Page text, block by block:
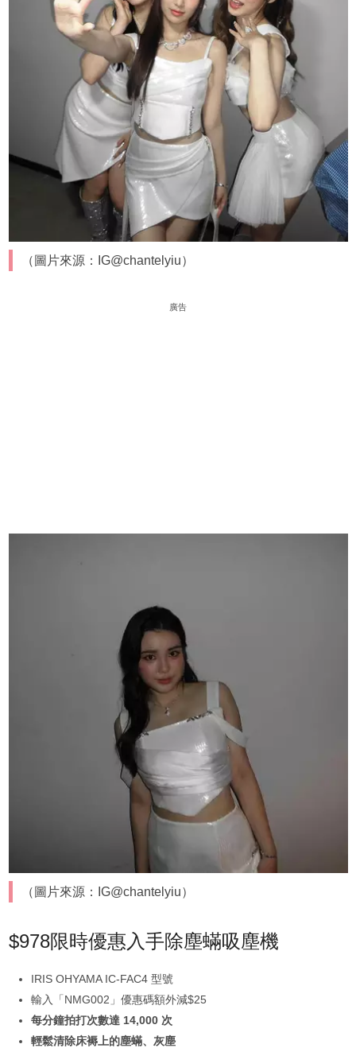
（圖片來源：IG@chantelyiu）
廣告
（圖片來源：IG@chantelyiu）
$978限時優惠入手除塵蟎吸塵機
IRIS OHYAMA IC-FAC4 型號
輸入「NMG002」優惠碼額外減$25
每分鐘拍打次數達 14,000 次
輕鬆清除床褥上的塵蟎、灰塵